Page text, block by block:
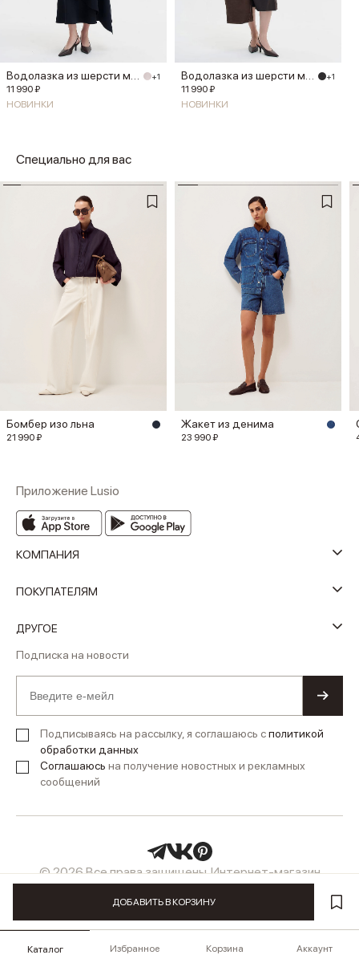
Каталог Избранное Корзина Аккаунт
ДОБАВИТЬ В КОРЗИНУ
Водолазка из шерсти мериноса +1
11 990 ₽
НОВИНКИ
Водолазка из шерсти мериноса +1
11 990 ₽
НОВИНКИ
Специально для вас
Бомбер изо льна
21 990 ₽
Жакет из денима
23 990 ₽
Приложение Lusio
КОМПАНИЯ
ПОКУПАТЕЛЯМ
ДРУГОЕ
Подписка на новости
Подписываясь на рассылку, я соглашаюсь сполитикой
обработки данных
Соглашаюсь на получение новостных и рекламных
сообщений
© 2026 Все права защищены. Интернет-магазин
женской одежды LUSIO